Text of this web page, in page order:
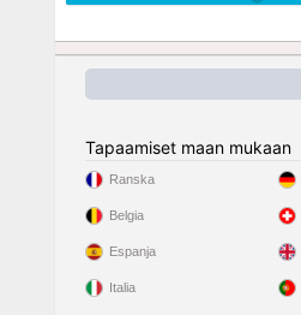
Tapaamiset maan mukaan
Ranska
Belgia
Espanja
Italia